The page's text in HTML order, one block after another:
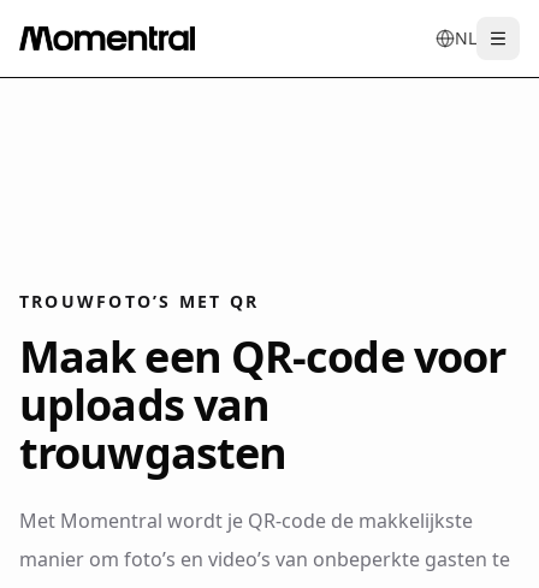
NL
entrdees
TROUWFOTO’S MET QR
Maak een QR-code voor
uploads van
trouwgasten
Met Momentral wordt je QR-code de makkelijkste
manier om foto’s en video’s van onbeperkte gasten te